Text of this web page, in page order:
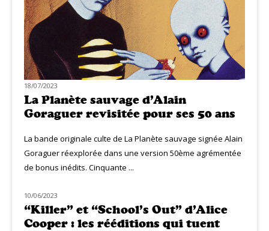
18/07/2023
La Planète sauvage d’Alain
Goraguer revisitée pour ses 50 ans
La bande originale culte de La Planète sauvage signée Alain
Goraguer réexplorée dans une version 50ème agrémentée
de bonus inédits. Cinquante ...
NOUVEAUTÉS
10/06/2023
“Killer” et “School’s Out” d’Alice
Cooper : les rééditions qui tuent